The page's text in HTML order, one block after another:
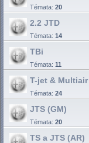
Témata: 20
2.2 JTD
Témata: 14
TBi
Témata: 11
T-jet & Multiair
Témata: 24
JTS (GM)
Témata: 20
TS a JTS (AR)